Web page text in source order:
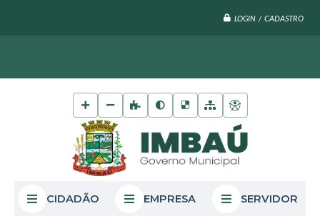
LOGIN / CADASTRO
CIDADÃO EMPRESA SERVIDOR